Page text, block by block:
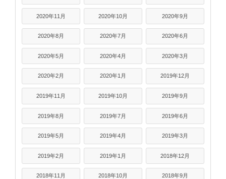
2020年11月 2020年10月 2020年9月
2020年8月 2020年7月 2020年6月
2020年5月 2020年4月 2020年3月
2020年2月 2020年1月 2019年12月
2019年11月 2019年10月 2019年9月
2019年8月 2019年7月 2019年6月
2019年5月 2019年4月 2019年3月
2019年2月 2019年1月 2018年12月
2018年11月 2018年10月 2018年9月